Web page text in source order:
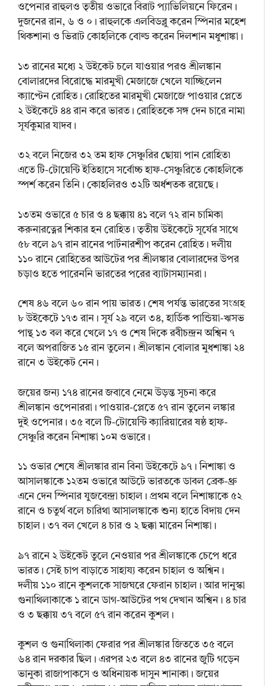
ওপেনার রাহুলও তৃতীয় ওভারে বিরাট প্যাভিলিয়নে ফিরেন।
দুজনের রান, ৬ ও ০। রাহুলকে এলবিডব্লু করেন স্পিনার মহেশ
থিকশানা ও ভিরাট কোহলিকে বোল্ড করেন দিলশান মধুশাঙ্কা।
১৩ রানের মধ্যে ২ উইকেট চলে যাওয়ার পরও শ্রীলঙ্কান
বোলারদের বিরোদ্ধে মারমুখী মেজাজে খেলে যাচ্ছিলেন
ক্যাপ্টেন রোহিত। রোহিতের মারমুখী মেজাজে পাওয়ার প্লেতে
২ উইকেটে ৪৪ রান করে ভারত। রোহিতকে সঙ্গ দেন চারে নামা
সূর্যকুমার যাদব।
৩২ বলে নিজের ৩২ তম হাফ সেঞ্চুরির ছোয়া পান রোহিত৷
এতে টি-টোয়েন্টি ইতিহাসে সর্বোচ্চ হাফ-সেঞ্চুরিতে কোহলিকে
স্পর্শ করেন তিনি। কোহলিরও ৩২টি অর্ধশতক রয়েছে।
১৩তম ওভারে ৫ চার ও ৪ ছক্কায় ৪১ বলে ৭২ রান চামিকা
করুনারত্নের শিকার হন রোহিত। তৃতীয় উইকেটে সূর্যের সাথে
৫৮ বলে ৯৭ রান রানের পার্টনারশীপ করেন রোহিত। দলীয়
১১০ রানে রোহিতের আউটের পর শ্রীলঙ্কার বোলারদের উপর
চড়াও হতে পারেননি ভারতের পরের ব্যাটাসম্যানরা।
শেষ ৪৬ বলে ৬০ রান পায় ভারত। শেষ পর্যন্ত ভারতের সংগ্রহ
৮ উইকেটে ১৭৩ রান। সূর্য ২৯ বলে ৩৪, হার্ডিক পান্ডিয়া-ঋসভ
পান্থ ১৩ বল করে খেলে ১৭ ও শেষ দিকে রবীচন্দ্রন অশ্বিন ৭
বলে অপরাজিত ১৫ রান তুলেন। শ্রীলঙ্কান বোলার মুধশাঙ্কা ২৪
রানে ৩ উইকেট নেন।
জয়ের জন্য ১৭৪ রানের জবাবে নেমে উড়ন্ত সূচনা করে
শ্রীলঙ্কান ওপেনাররা। পাওয়ার-প্লেতে ৫৭ রান তুলেন লঙ্কার
দুই ওপেনার। ৩৫ বলে টি-টোয়েন্টি ক্যারিয়ারের ষষ্ঠ হাফ-
সেঞ্চুরি করেন নিশাঙ্কা ১০ম ওভারে।
১১ ওভার শেষে শ্রীলঙ্কার রান বিনা উইকেটে ৯৭। নিশাঙ্কা ও
আসালঙ্কাকে ১২তম ওভারে আউটে ভারতকে ডাবল ব্রেক-থ্রু
এনে দেন স্পিনার যুজবেন্দ্রা চাহাল। প্রথম বলে নিশাঙ্কাকে ৫২
রানে ও চতুর্থ বলে চারিথা আসালঙ্কাকে শুন্য হাতে বিদায় দেন
চাহাল। ৩৭ বল খেলে ৪ চার ও ২ ছক্কা মারেন নিশাঙ্কা।
৯৭ রানে ২ উইকেট তুলে নেওয়ার পর শ্রীলঙ্কাকে চেপে ধরে
ভারত। সেই চাপ বাড়াতে সাহায্য করেন চাহাল ও অশ্বিন।
দলীয় ১১০ রানে কুশলকে সাজঘরে ফেরান চাহাল। আর দানুস্কা
গুনাথিলাকাকে ১ রানে ডাগ-আউটের পথ দেখান অশ্বিন। ৪ চার
ও ৩ ছক্কায় ৩৭ বলে ৫৭ রান করেন কুশল।
কুশল ও গুনাথিলাকা ফেরার পর শ্রীলঙ্কার জিততে ৩৫ বলে
৬৪ রান দরকার ছিল। এরপর ২৩ বলে ৪৩ রানের জুটি গড়েন
ভানুকা রাজাপাকসে ও অধিনায়ক দাসুন শানাকা। জয়ের